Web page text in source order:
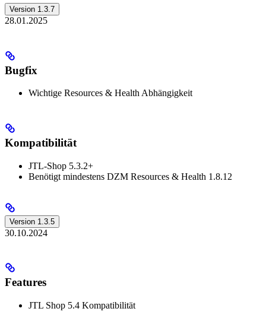
Version 1.3.7
28.01.2025
Bugfix
Wichtige Resources & Health Abhängigkeit
Kompatibilität
JTL-Shop 5.3.2+
Benötigt mindestens DZM Resources & Health 1.8.12
Version 1.3.5
30.10.2024
Features
JTL Shop 5.4 Kompatibilität